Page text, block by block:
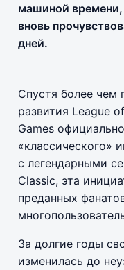
машиной времени,
вновь
дней.
Спустя более чем
развития League
Games
«классического»
с легендарными
Classic, эта
преданных
За долгие годы
изменилась до